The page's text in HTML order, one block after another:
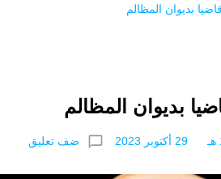
chat_bubble_outline ضف تعليق